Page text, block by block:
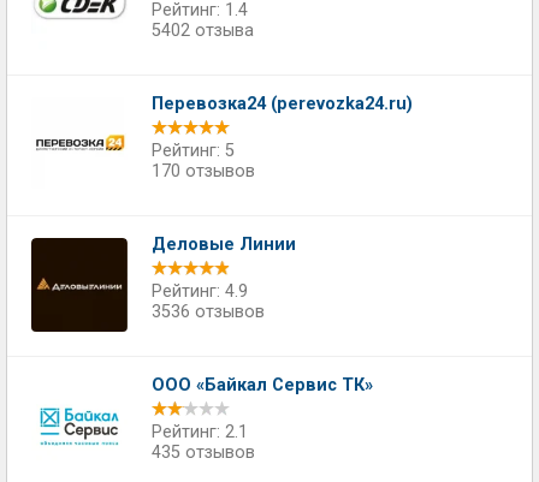
Рейтинг: 1.4
5402 отзыва
Перевозка24 (perevozka24.ru)
Рейтинг: 5
170 отзывов
Деловые Линии
Рейтинг: 4.9
3536 отзывов
ООО «Байкал Сервис ТК»
Рейтинг: 2.1
435 отзывов